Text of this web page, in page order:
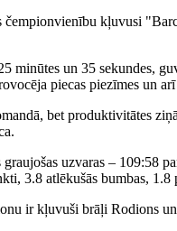
kļuvusi
minūtes un 35 sekundes,
piecas piezīmes un arī
bet produktivitātes
uzvaras – 109:58
3.8 atlēkušās bumbas, 1.8
ir kļuvuši brāļi Rodions